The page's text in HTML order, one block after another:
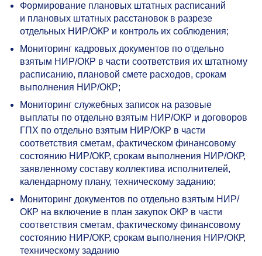
Формирование плановых штатных расписаний
и плановых штатных расстановок в разрезе
отдельных НИР/ОКР и контроль их соблюдения;
Мониторинг кадровых документов по отдельно
взятым НИР/ОКР в части соответствия их штатному
расписанию, плановой смете расходов, срокам
выполнения НИР/ОКР;
Мониторинг служебных записок на разовые
выплаты по отдельно взятым НИР/ОКР и договоров
ГПХ по отдельно взятым НИР/ОКР в части
соответствия сметам, фактическом финансовому
состоянию НИР/ОКР, срокам выполнения НИР/ОКР,
заявленному составу коллектива исполнителей,
календарному плану, техническому заданию;
Мониторинг документов по отдельно взятым НИР/
ОКР на включение в план закупок ОКР в части
соответствия сметам, фактическому финансовому
состоянию НИР/ОКР, срокам выполнения НИР/ОКР,
техническому заданию